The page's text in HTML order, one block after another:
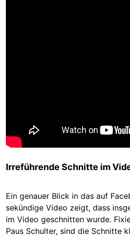
Irreführende Schnitte im
Ein genauer Blick in das auf
sekündige Video zeigt, dass
im Video geschnitten wurde.
Paus Schulter, sind die Schnitte